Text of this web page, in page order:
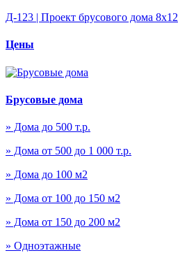
Д-123 | Проект брусового дома 8х12
Цены
Брусовые дома
» Дома до 500 т.р.
» Дома от 500 до 1 000 т.р.
» Дома до 100 м2
» Дома от 100 до 150 м2
» Дома от 150 до 200 м2
» Одноэтажные